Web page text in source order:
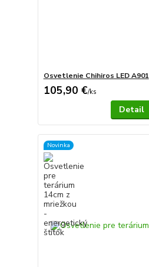
Osvetlenie Chihiros LED A901
105,90 €/ks
Detail
Novinka